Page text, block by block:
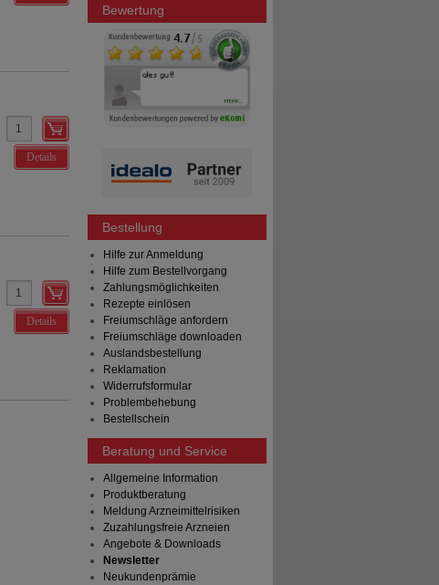
Details
Details
Bewertung
Bestellung
Hilfe zur Anmeldung
Hilfe zum Bestellvorgang
Zahlungsmöglichkeiten
Rezepte einlösen
Freiumschläge anfordern
Freiumschläge downloaden
Auslandsbestellung
Reklamation
Widerrufsformular
Problembehebung
Bestellschein
Beratung und Service
Allgemeine Information
Produktberatung
Meldung Arzneimittelrisiken
Zuzahlungsfreie Arzneien
Angebote & Downloads
Newsletter
Neukundenprämie